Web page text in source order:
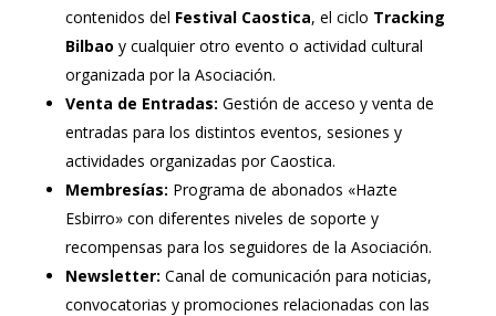
contenidos del Festival Caostica, el ciclo Tracking
Bilbao y cualquier otro evento o actividad cultural
organizada por la Asociación.
Venta de Entradas: Gestión de acceso y venta de
entradas para los distintos eventos, sesiones y
actividades organizadas por Caostica.
Membresías: Programa de abonados «Hazte
Esbirro» con diferentes niveles de soporte y
recompensas para los seguidores de la Asociación.
Newsletter: Canal de comunicación para noticias,
convocatorias y promociones relacionadas con las